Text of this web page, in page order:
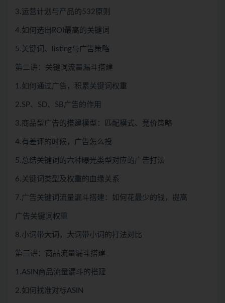
3.运营计划与产品的532原则
4.如何选出ROI最高的关键词
5.关键词、listing与广告策略
第二讲：关键词流量漏斗搭建
1.如何通过广告，积累关键词权重
2.SP、SD、SB广告的作用
3.商品型广告的搭建模型：匹配模式、竞价策略
4.有差评的时候，广告怎么投
5.总结关键词的六种曝光类型对应的广告打法
6.关键词类型及权重的血缘关系
7.广告关键词流量漏斗搭建：如何花最少的钱，提高
广告关键词权重
8.小词带大词，大词带小词的打法对比
第三讲：商品流量漏斗搭建
1.ASIN商品流量漏斗的搭建
2.如何找准对标ASIN